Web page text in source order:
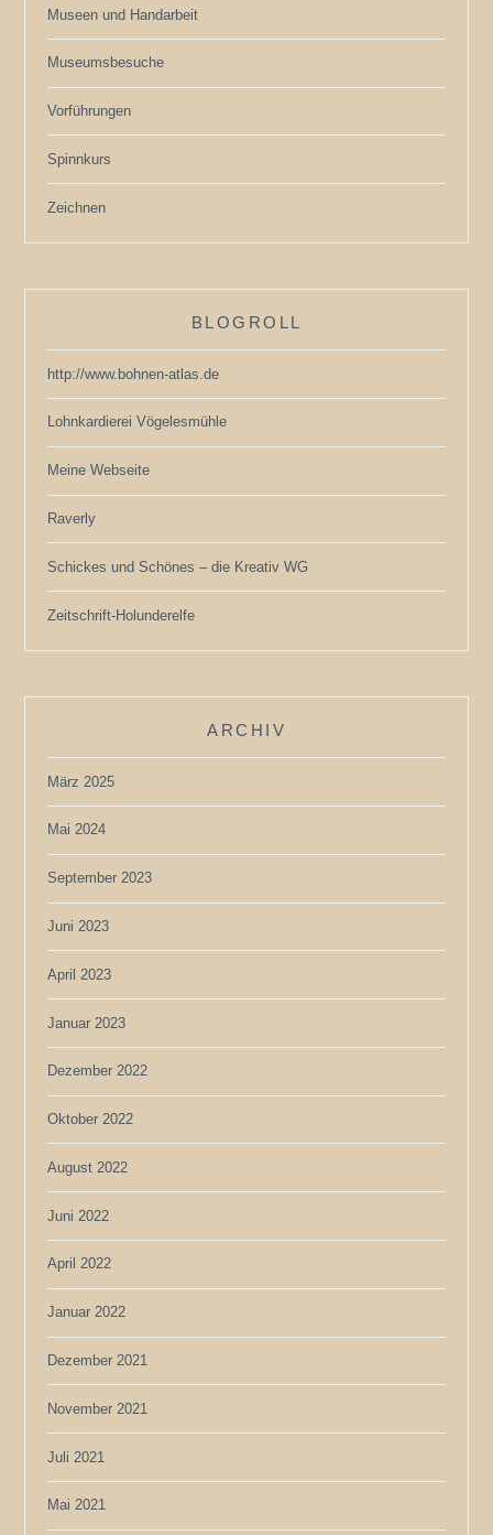
Museen und Handarbeit
Museumsbesuche
Vorführungen
Spinnkurs
Zeichnen
BLOGROLL
http://www.bohnen-atlas.de
Lohnkardierei Vögelesmühle
Meine Webseite
Raverly
Schickes und Schönes – die Kreativ WG
Zeitschrift-Holunderelfe
ARCHIV
März 2025
Mai 2024
September 2023
Juni 2023
April 2023
Januar 2023
Dezember 2022
Oktober 2022
August 2022
Juni 2022
April 2022
Januar 2022
Dezember 2021
November 2021
Juli 2021
Mai 2021